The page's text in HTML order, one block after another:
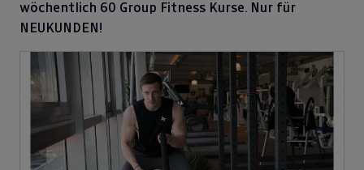
wöchentlich 60 Group Fitness Kurse. Nur für
NEUKUNDEN!
Previous